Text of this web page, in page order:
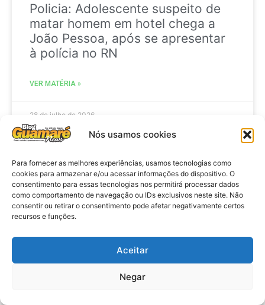
Nós usamos cookies
Para fornecer as melhores experiências, usamos tecnologias como
cookies para armazenar e/ou acessar informações do dispositivo. O
consentimento para essas tecnologias nos permitirá processar dados
como comportamento de navegação ou IDs exclusivos neste site. Não
consentir ou retirar o consentimento pode afetar negativamente certos
recursos e funções.
Aceitar
Negar
Policia: Adolescente suspeito de
matar homem em hotel chega a
João Pessoa, após se apresentar
à polícia no RN
VER MATÉRIA »
28 de julho de 2026
ELEIÇÕES